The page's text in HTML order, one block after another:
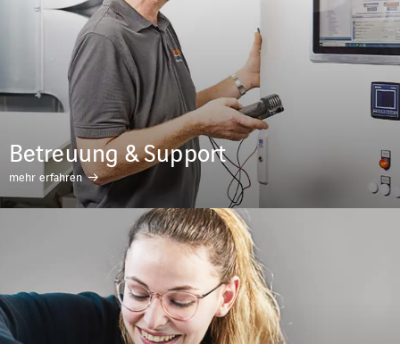
Betreuung & Support
mehr erfahren